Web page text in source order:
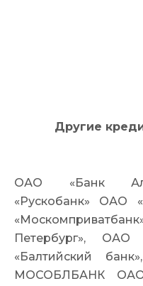
Другие
ОАО «Банк
«Рускобанк» ОАО
«Москомприватбан
Петербург», ОАО
«Балтийский
МОСОБЛБАНК ОАО,